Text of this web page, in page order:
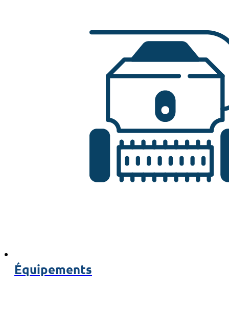
Équipements